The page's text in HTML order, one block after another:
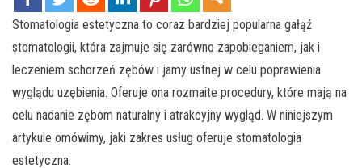
Stomatologia estetyczna to coraz bardziej popularna gałąź
stomatologii, która zajmuje się zarówno zapobieganiem, jak i
leczeniem schorzeń zębów i jamy ustnej w celu poprawienia
wyglądu uzębienia. Oferuje ona rozmaite procedury, które mają na
celu nadanie zębom naturalny i atrakcyjny wygląd. W niniejszym
artykule omówimy, jaki zakres usług oferuje stomatologia
estetyczna.